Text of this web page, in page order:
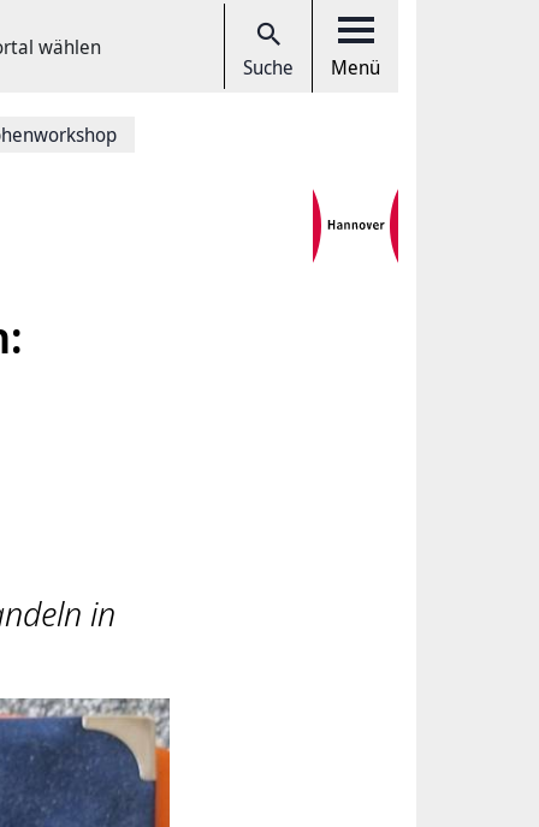
wählen
Suche Menü
in